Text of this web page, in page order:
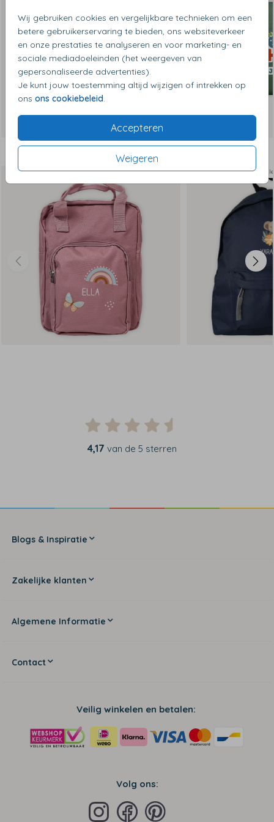
Wij gebruiken cookies en vergelijkbare technieken om een
betere gebruikerservaring te bieden, ons websiteverkeer
en onze prestaties te analyseren en voor marketing- en
sociale mediadoeleinden (het weergeven van
gepersonaliseerde advertenties).
Je kunt jouw toestemming altijd wijzigen of intrekken op
ons ons cookiebeleid
Accepteren
Weigeren
Dit vind je misschien ook leuk
Op diverse
4,17 van de 5 sterren
Blogs & Inspiratie
Zakelijke klanten
Algemene Informatie
Contact
Veilig winkelen en betalen:
Volg ons: